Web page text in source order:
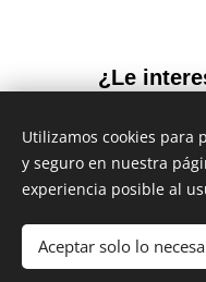
¿Le
Utilizamos cookies
y seguro en nuestra
experiencia posible al
Aceptar solo lo